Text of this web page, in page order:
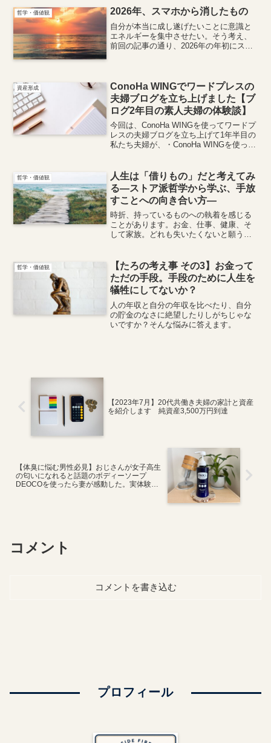
いかと思っていました。
哲学・価値観 2026年、スマホから消したもの
自分が本当に成し遂げたいことに意識と
エネルギーを集中させたい。そう考え、
前回の記事の通り、2026年の年初にスマ
資産形成
ConoHa WINGでワードプレスの
夫婦ブログを立ち上げました【ブ
ログ2年目の素人夫婦の体験談】
今回は、ConoHa WINGを使ってワードプ
レスの夫婦ブログを立ち上げて1年半目の
私たち夫婦が、・ConoHa WINGを使って
体験から答えます！
哲学・価値観
人生は「借りもの」だと考えてみ
る―ストア派哲学から学ぶ、手放
すことへの向き合い方―
時折、持っているものへの執着を感じる
ことがあります。お金、仕事、健康、そ
して家族。どれも失いたくないと願うの
す。では、この避けられない現実と、ど
う向き合えばいいのでしょうか。
哲学・価値観
【たろの考え事 その3】お金って
ただの手段。手段のために人生を
犠牲にしてないか？
人の年収と自分の年収を比べたり、自分
の貯金のなさに絶望したりしがちじゃな
いですか？そんな悩みに答えます。
【2023年7月】20代共働き夫婦の家計と資産
を紹介します 純資産3,500万円到達
【体臭に悩む男性必見】おじさんが女子高生
の匂いになれると話題のボディーソープ
DEOCOを使ったら妻が感動した。実体験口
コメント
コメントを書き込む
プロフィール